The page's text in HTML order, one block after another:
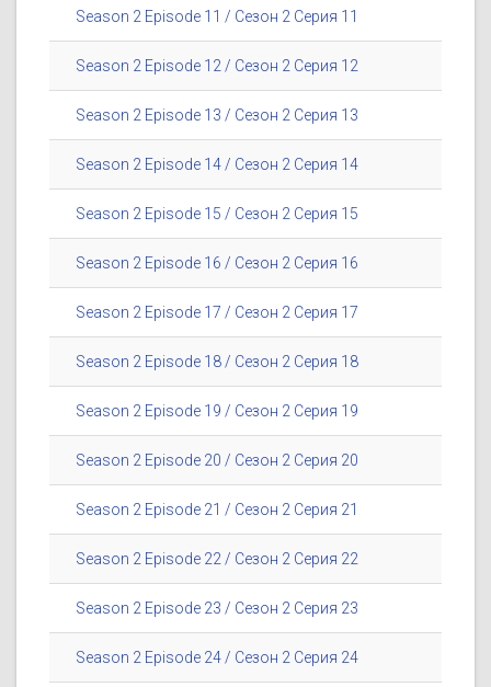
Season 2 Episode 11 / Сезон 2 Серия 11
Season 2 Episode 12 / Сезон 2 Серия 12
Season 2 Episode 13 / Сезон 2 Серия 13
Season 2 Episode 14 / Сезон 2 Серия 14
Season 2 Episode 15 / Сезон 2 Серия 15
Season 2 Episode 16 / Сезон 2 Серия 16
Season 2 Episode 17 / Сезон 2 Серия 17
Season 2 Episode 18 / Сезон 2 Серия 18
Season 2 Episode 19 / Сезон 2 Серия 19
Season 2 Episode 20 / Сезон 2 Серия 20
Season 2 Episode 21 / Сезон 2 Серия 21
Season 2 Episode 22 / Сезон 2 Серия 22
Season 2 Episode 23 / Сезон 2 Серия 23
Season 2 Episode 24 / Сезон 2 Серия 24